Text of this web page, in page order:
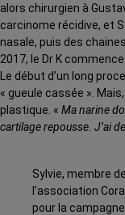
alors chirurgien à
carcinome récidive, et
nasale, puis des
2017, le Dr K
Le début d’un long
« gueule cassée ».
plastique. « Ma narine
cartilage repousse. J’ai
Sylvie, membre de
l’association
pour la